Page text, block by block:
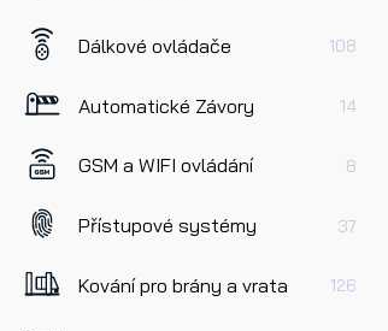
Dálkové ovládače 108
Automatické Závory 14
GSM a WIFI ovládání 8
Přístupové systémy 37
Kování pro brány a vrata 126